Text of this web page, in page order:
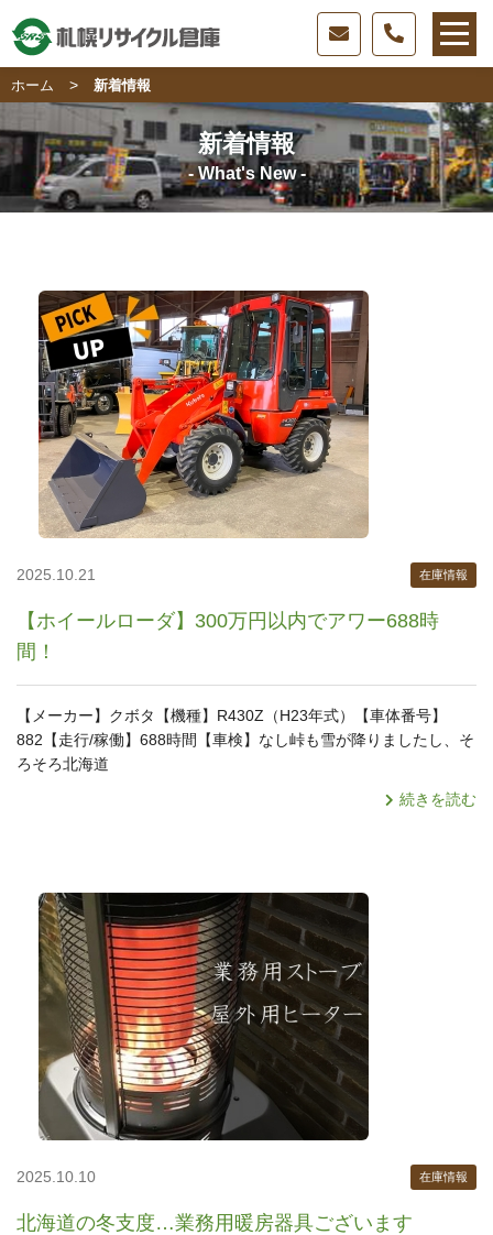
ホーム > 新着情報
新着情報
- What's New -
【ホイールローダ】300万円以内でアワー688時
間！
2025.10.21 在庫情報
【メーカー】クボタ【機種】R430Z（H23年式）【車体番号】
882【走行/稼働】688時間【車検】なし峠も雪が降りましたし、そ
ろそろ北海道
続きを読む
北海道の冬支度…業務用暖房器具ございます
2025.10.10 在庫情報